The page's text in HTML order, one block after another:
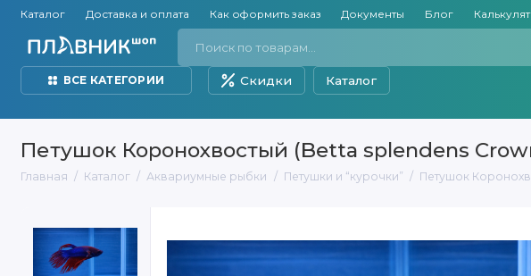
Каталог Доставка и оплата Как оформить заказ Документы Блог
ВСЕ КАТЕГОРИИ Скидки Каталог
Петушок Коронохвостый (Betta splendens
Главная Каталог Аквариумные рыбки Петушки и “курочки” Петушок